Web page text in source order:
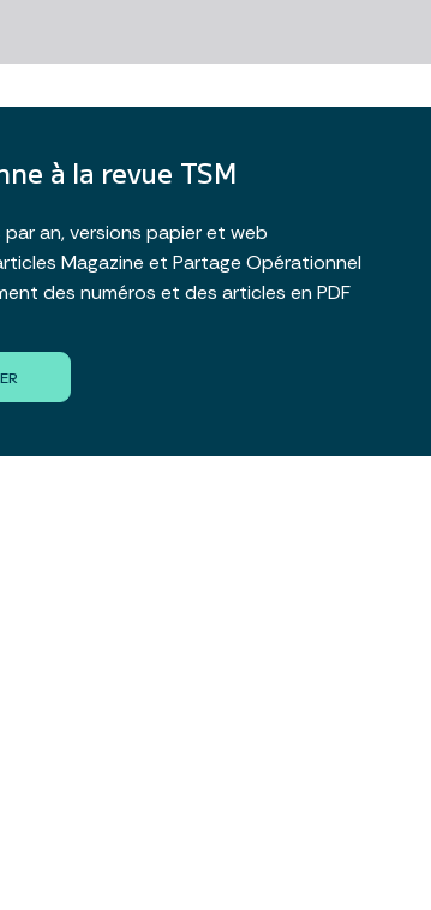
à la revue TSM
an, versions papier et web
Magazine et Partage Opérationnel
des numéros et des articles en PDF